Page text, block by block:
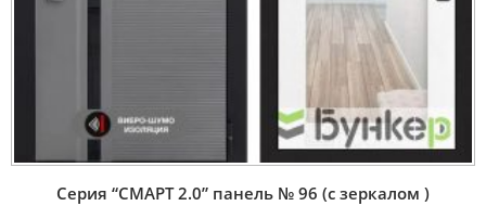
Серия “СМАРТ 2.0” панель № 96 (с зеркалом )